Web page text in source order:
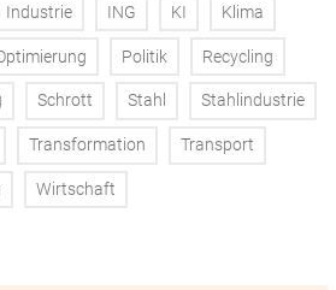
Industrie ING KI Klima
Politik Recycling
Schrott Stahl Stahlindustrie
Transformation Transport
Wirtschaft